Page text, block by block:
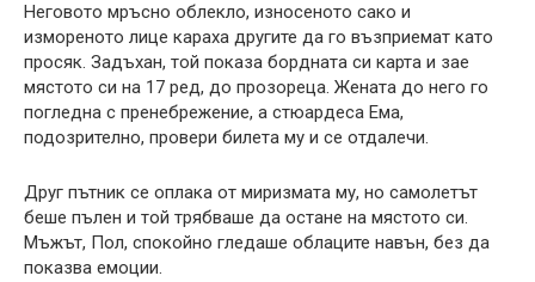
Неговото мръсно облекло, износеното сако и
измореното лице караха другите да го възприемат като
просяк. Задъхан, той показа бордната си карта и зае
мястото си на 17 ред, до прозореца. Жената до него го
погледна с пренебрежение, а стюардеса Ема,
подозрително, провери билета му и се отдалечи.
Друг пътник се оплака от миризмата му, но самолетът
беше пълен и той трябваше да остане на мястото си.
Мъжът, Пол, спокойно гледаше облаците навън, без да
показва емоции.